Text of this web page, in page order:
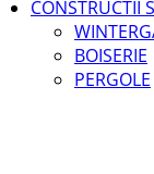
CONSTRUCTII
BOISERIE
PERGOLE